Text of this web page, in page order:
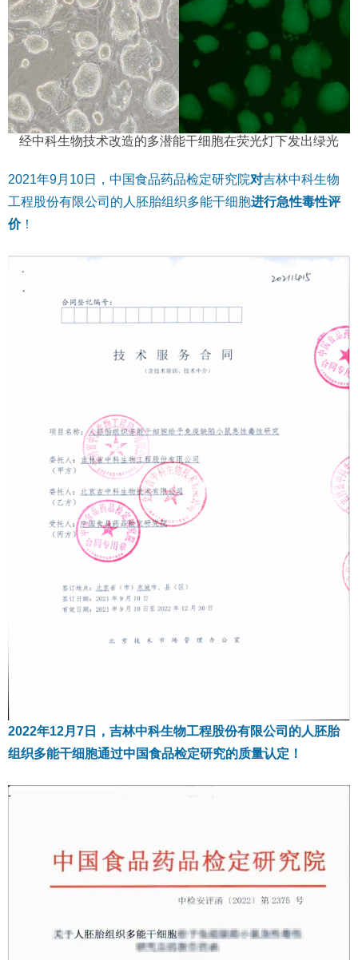
经中科生物技术改造的多潜能干细胞在荧光灯下发出绿光
2021年9月10日，中国食品药品检定研究院对吉林中科生物
工程股份有限公司的人胚胎组织多能干细胞进行急性毒性评
价！
2022年12月7日，吉林中科生物工程股份有限公司的人胚胎
组织多能干细胞通过中国食品检定研究的质量认定！